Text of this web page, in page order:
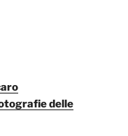
delle